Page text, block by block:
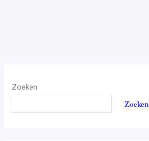
Zoeken
Zoeken